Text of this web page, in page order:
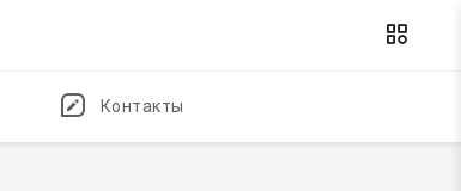
Контакты